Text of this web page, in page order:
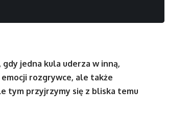
jedna kula uderza w inną,
rozgrywce, ale także
tym przyjrzymy się z bliska temu